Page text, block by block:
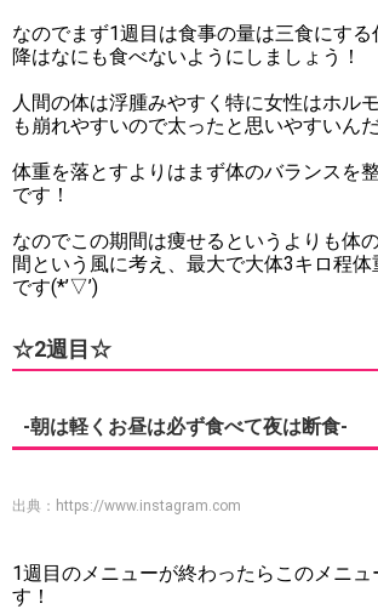
なのでまず1週目は食事の量は三食にする
降はなにも食べないようにしましょう！
人間の体は浮腫みやすく特に女性はホル
も崩れやすいので太ったと思いやすいん
体重を落とすよりはまず体のバランスを
です！
なのでこの期間は痩せるというよりも体
間という風に考え、最大で大体3キロ程体
です(*’▽’)
☆2週目☆
-朝は軽くお昼は必ず食べて夜は断食-
出典： https://www.instagram.com
1週目のメニューが終わったらこのメニュ
す！